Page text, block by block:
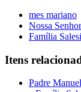
mes mariano
Nossa
Família
Itens
Padre